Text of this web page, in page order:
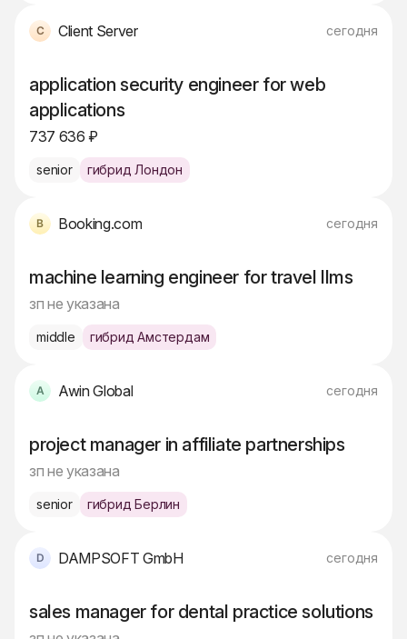
Client Server сегодня
application security engineer for web
applications
737 636 ₽
senior гибрид Лондон
Booking.com сегодня
machine learning engineer for travel llms
зп не указана
middle гибрид Амстердам
Awin Global сегодня
project manager in affiliate partnerships
зп не указана
senior гибрид Берлин
DAMPSOFT GmbH сегодня
sales manager for dental practice solutions